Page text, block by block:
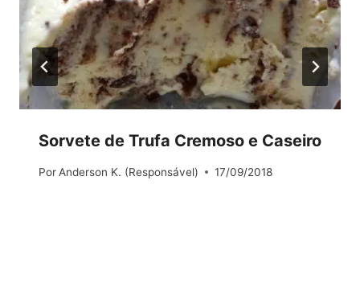
Sorvete de Trufa Cremoso e Caseiro
Por Anderson K. (Responsável) 17/09/2018